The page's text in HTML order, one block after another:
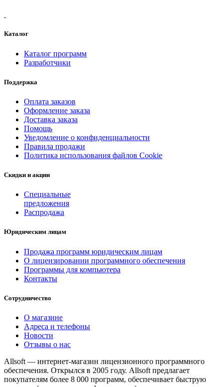
Каталог
Каталог программ
Разработчики
Поддержка
Оплата заказов
Оформление заказа
Доставка заказа
Помощь
Уведомление о конфиденциальности
Правила продажи
Политика использования файлов Cookie
Скидки и акции
Специальные
предложения
Распродажа
Юридическим лицам
Продажа программ юридическим лицам
О лицензировании программного обеспечения
Программы для компьютера
Контакты
Сотрудничество
О магазине
Адреса и телефоны
Новости
Отзывы о нас
Allsoft — интернет-магазин лицензионного программного
обеспечения. Открылся в 2005 году. Allsoft предлагает
покупателям более 8 000 программ, обеспечивает быструю